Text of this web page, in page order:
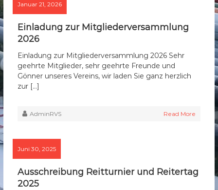
Januar 21, 2026
Einladung zur Mitgliederversammlung
2026
Einladung zur Mitgliederversammlung 2026 Sehr
geehrte Mitglieder, sehr geehrte Freunde und
Gönner unseres Vereins, wir laden Sie ganz herzlich
zur […]
AdminRVS Read More
Juni 30, 2025
Ausschreibung Reitturnier und Reitertag
2025